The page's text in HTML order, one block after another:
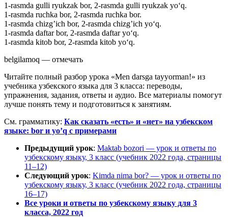
1-rasmda gulli ryukzak bor, 2-rasmda gulli ryukzak yo‘q.
1-rasmda ruchka bor, 2-rasmda ruchka bor.
1-rasmda chizg’ich bor, 2-rasmda chizg’ich yo‘q.
1-rasmda daftar bor, 2-rasmda daftar yo‘q.
1-rasmda kitob bor, 2-rasmda kitob yo‘q.
belgilamoq — отмечать
Читайте полный разбор урока «Men darsga tayyorman!» из
учебника узбекского языка для 3 класса: переводы,
упражнения, задания, ответы и аудио. Все материалы помогут
лучше понять тему и подготовиться к занятиям.
См. грамматику: Как сказать «есть» и «нет» на узбекском
языке: bor и yo’q с примерами
Предыдущий урок: Maktab bozori — урок и ответы по
узбекскому языку, 3 класс (учебник 2022 года, страницы
11–12)
Следующий урок: Kimda nima bor? — урок и ответы по
узбекскому языку, 3 класс (учебник 2022 года, страницы
16–17)
Все уроки и ответы по узбекскому языку для 3
класса, 2022 год